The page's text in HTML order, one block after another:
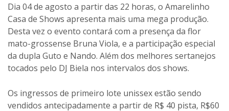
Dia 04 de agosto a partir das 22 horas, o Amarelinho
Casa de Shows apresenta mais uma mega produção.
Desta vez o evento contará com a presença da flor
mato-grossense Bruna Viola, e a participação especial
da dupla Guto e Nando. Além dos melhores sertanejos
tocados pelo DJ Biela nos intervalos dos shows.
Os ingressos de primeiro lote unissex estão sendo
vendidos antecipadamente a partir de R$ 40 pista, R$60